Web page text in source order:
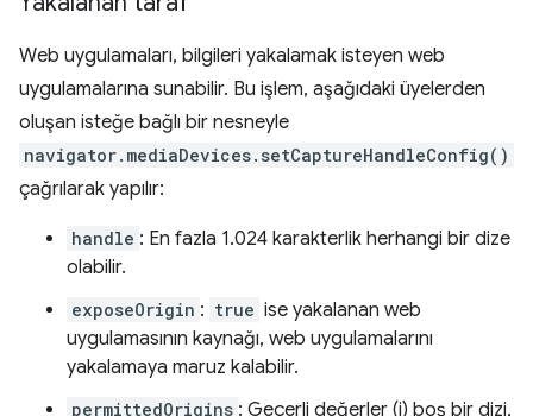
Web uygulamaları, bilgileri yakalamak isteyen web
uygulamalarına sunabilir. Bu işlem, aşağıdaki üyelerden
oluşan isteğe bağlı bir nesneyle
navigator.mediaDevices.setCaptureHandleConfig()
çağrılarak yapılır:
handle : En fazla 1.024 karakterlik herhangi bir dize
olabilir.
exposeOrigin : true ise yakalanan web
uygulamasının kaynağı, web uygulamalarını
yakalamaya maruz kalabilir.
permittedOrigins : Geçerli değerler (i) boş bir dizi,